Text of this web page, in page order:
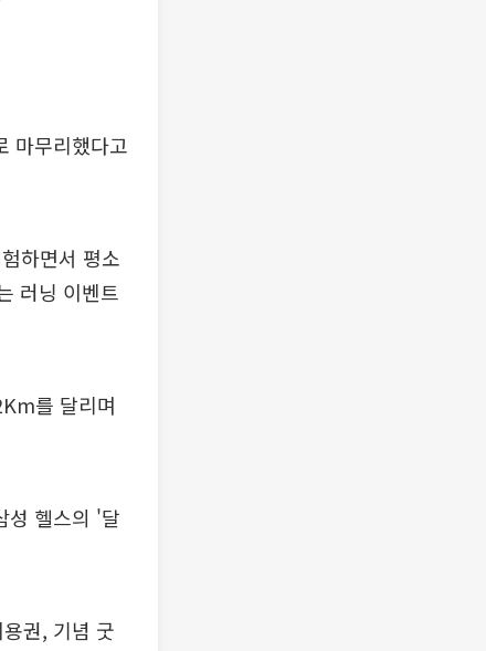
마무리했다고
하면서 평소
러닝 이벤트
를 달리며
성 헬스의 '달
권, 기념 굿